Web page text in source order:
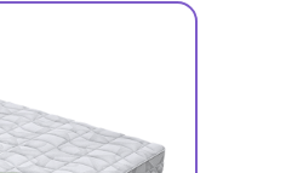
ОТ 20 977 ₽